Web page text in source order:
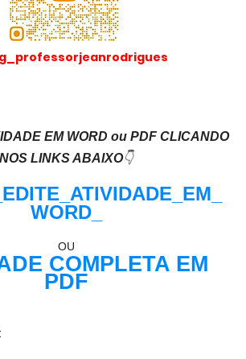
EM WORD ou PDF CLICANDO
NOS LINKS ABAIXO👇
WORD_
OU
COMPLETA EM
PDF